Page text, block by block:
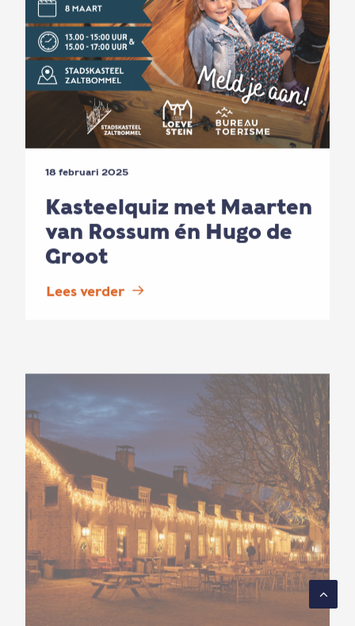
Kasteelquiz met Maarten
van Rossum én Hugo de
Groot
Lees verder